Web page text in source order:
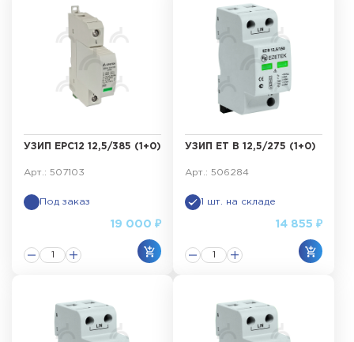
УЗИП ЕРС12 12,5/385 (1+0)
Арт.: 507103
Под заказ
19 000 ₽
УЗИП ET B 12,5/275 (1+0)
Арт.: 506284
1 шт. на складе
14 855 ₽